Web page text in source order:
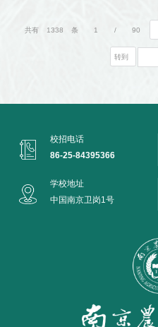
共有 1338 条 1 / 90
转到
校招电话
86-25-84395366
学校地址
中国南京卫岗1号